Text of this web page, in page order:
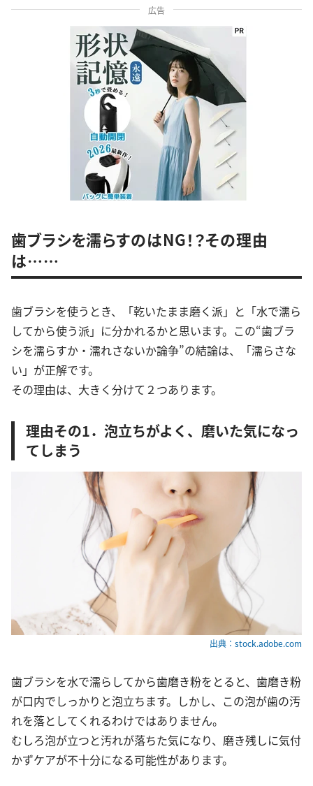
広告
歯ブラシを濡らすのはNG！？その理由
は……
歯ブラシを使うとき、「乾いたまま磨く派」と「水で濡ら
してから使う派」に分かれるかと思います。この“歯ブラ
シを濡らすか・濡れさないか論争”の結論は、「濡らさな
い」が正解です。
その理由は、大きく分けて２つあります。
理由その1．泡立ちがよく、磨いた気になっ
てしまう
出典：stock.adobe.com
歯ブラシを水で濡らしてから歯磨き粉をとると、歯磨き粉
が口内でしっかりと泡立ちます。しかし、この泡が歯の汚
れを落としてくれるわけではありません。
むしろ泡が立つと汚れが落ちた気になり、磨き残しに気付
かずケアが不十分になる可能性があります。